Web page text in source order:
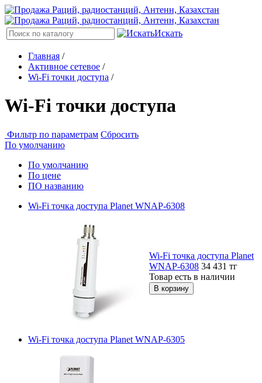
Искать
Главная /
Активное сетевое /
Wi-Fi точки доступа /
Wi-Fi точки доступа
Фильтр по параметрам Сбросить
По умолчанию
По умолчанию
По цене
ПО названию
Wi-Fi точка доступа Planet WNAP-6308
Wi-Fi точка доступа Planet
WNAP-6308 34 431 тг
Товар есть в наличии
Wi-Fi точка доступа Planet WNAP-6305